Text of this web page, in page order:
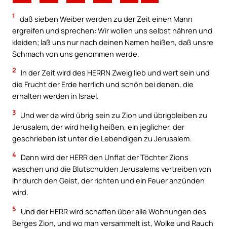
1
daß sieben Weiber werden zu der Zeit einen Mann
ergreifen und sprechen: Wir wollen uns selbst nähren und
kleiden; laß uns nur nach deinen Namen heißen, daß unsre
Schmach von uns genommen werde.
2
In der Zeit wird des HERRN Zweig lieb und wert sein und
die Frucht der Erde herrlich und schön bei denen, die
erhalten werden in Israel.
3 Und wer da wird übrig sein zu Zion und übrigbleiben zu
Jerusalem, der wird heilig heißen, ein jeglicher, der
geschrieben ist unter die Lebendigen zu Jerusalem.
4 Dann wird der HERR den Unflat der Töchter Zions
waschen und die Blutschulden Jerusalems vertreiben von
ihr durch den Geist, der richten und ein Feuer anzünden
wird.
5
Und der HERR wird schaffen über alle Wohnungen des
Berges Zion, und wo man versammelt ist, Wolke und Rauch